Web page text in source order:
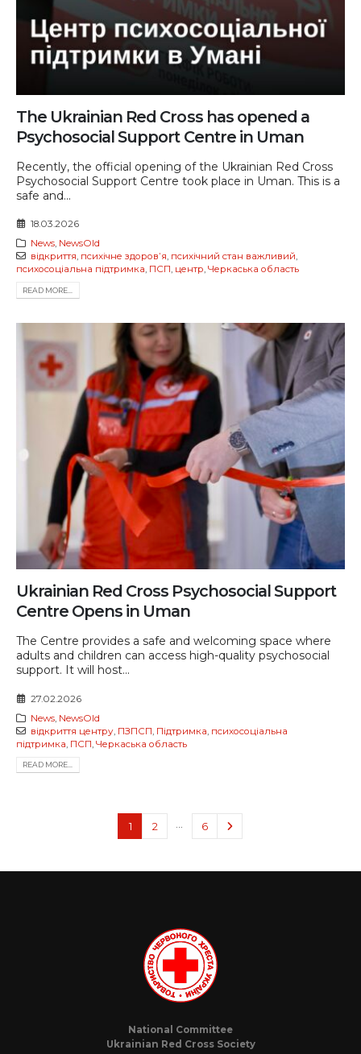
The Ukrainian Red Cross has opened a
Psychosocial Support Centre in Uman
Recently, the official opening of the Ukrainian Red Cross
Psychosocial Support Centre took place in Uman. This is a
safe and...
18.03.2026
News, NewsOld
відкриття, психічне здоровʼя, психічний стан важливий,
психосоціальна підтримка, ПСП, центр, Черкаська область
READ MORE...
Ukrainian Red Cross Psychosocial Support
Centre Opens in Uman
The Centre provides a safe and welcoming space where
adults and children can access high-quality psychosocial
support. It will host...
27.02.2026
News, NewsOld
відкриття центру, ПЗПСП Підтримка психосоціальна
підтримка ПСП Черкаська область
READ MORE...
1 2 6
National Committee
Ukrainian Red Cross Society